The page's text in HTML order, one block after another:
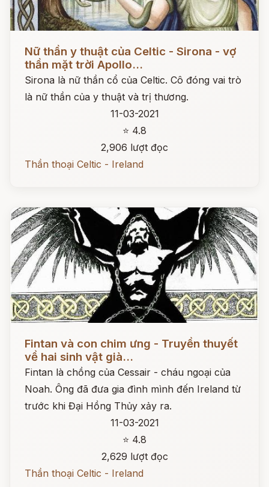
Nữ thần y thuật của Celtic - Sirona - vợ
thần mặt trời Apollo...
Sirona là nữ thần cổ của Celtic. Cô đóng vai trò
là nữ thần của y thuật và trị thương.
11-03-2021
⭐ 4.8
2,906 lượt đọc
Thần thoại Celtic - Ireland
Fintan và con chim ưng - Truyền thuyết
về hai sinh vật già...
Fintan là chồng của Cessair - cháu ngoại của
Noah. Ông đã đưa gia đình mình đến Ireland từ
trước khi Đại Hồng Thủy xảy ra.
11-03-2021
⭐ 4.8
2,629 lượt đọc
Thần thoại Celtic - Ireland